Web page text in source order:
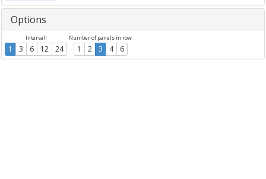
Options
Intervall
1 3 6 12 24
Number of panels in row
1 2 3 4 6